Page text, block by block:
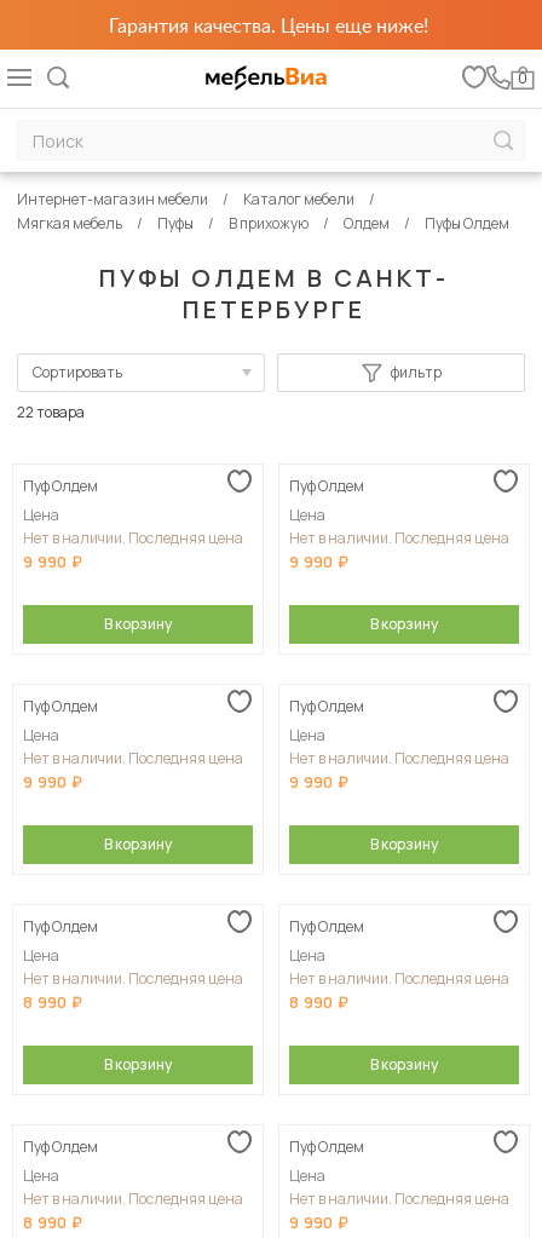
Гарантия качества. Цены еще ниже!
0
ПУФЫ ОЛДЕМ В САНКТ-
ПЕТЕРБУРГЕ
Интернет-магазин мебели
Каталог мебели
Мягкая мебель
Пуфы В прихожую Олдем Пуфы Олдем
Сортировать
фильтр
22 товара
Пуф Олдем
Цена
Нет в наличии. Последняя цена
9 990
В корзину
Пуф Олдем
Цена
Нет в наличии. Последняя цена
9 990
В корзину
Пуф Олдем
Цена
Нет в наличии. Последняя цена
9 990
В корзину
Пуф Олдем
Цена
Нет в наличии. Последняя цена
9 990
В корзину
Пуф Олдем
Цена
Нет в наличии. Последняя цена
8 990
В корзину
Пуф Олдем
Цена
Нет в наличии. Последняя цена
8 990
В корзину
Пуф Олдем
Цена
Нет в наличии. Последняя цена
8 990
Пуф Олдем
Цена
Нет в наличии. Последняя цена
9 990